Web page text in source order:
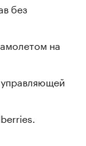
без
на
управляющей